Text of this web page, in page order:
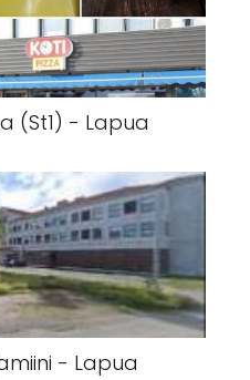
(St1) - Lapua
- Lapua